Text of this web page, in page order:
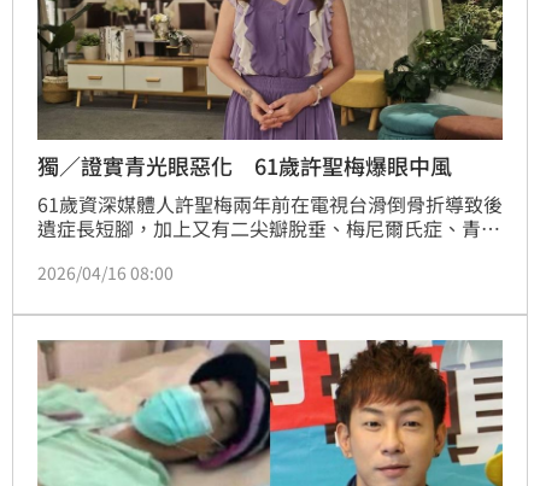
獨／證實青光眼惡化 61歲許聖梅爆眼中風
61歲資深媒體人許聖梅兩年前在電視台滑倒骨折導致後
遺症長短腳，加上又有二尖瓣脫垂、梅尼爾氏症、青光
症、嚴重過敏共8種疾病。近來她開始上健身房，原因
我真的肌肉太少。」蔡維歆
2026/04/16 08:00